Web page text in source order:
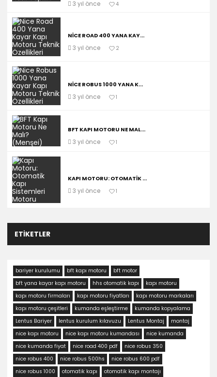
3 yıl önce 4
NICE ROAD 400 YANA KAY...
3 yıl önce 2
NICE ROBUS 1000 YANA K...
3 yıl önce 1
BFT KAPI MOTORU NE MAL...
3 yıl önce 1
KAPI MOTORU: OTOMATIK ...
3 yıl önce 1
ETIKETLER
bariyer kurulumu bft kapı motoru
bft motor
bft yana kayar kapı motoru
hhs otomatik kapı
kapı motoru
kapı motoru firmaları
kapı motoru fiyatları
kapı motoru markaları
kapı motoru çeşitleri
kumanda eşleştirme
kumanda kopyalama
Lentus Bariyer
lentus kurulum kılavuzu Lentus Montaj
montaj
nice kapı motoru
nice kapı motoru kumandası
nice kumanda
nice kumanda fiyat
nice road 400 pdf
nice robus 350
nice robus 400
nice robus 500hs
nice robus 600 pdf
nice robus 1000
otomatik kapı otomatik kapı montajı